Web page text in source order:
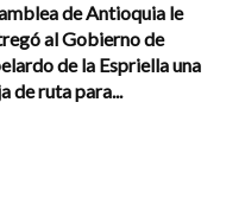
de Antioquia le
al Gobierno de
de la Espriella una
de ruta para...